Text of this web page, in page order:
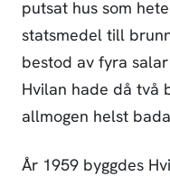
putsat hus som
statsmedel till
bestod av fyra
Hvilan hade då två
allmogen helst
År 1959 byggdes